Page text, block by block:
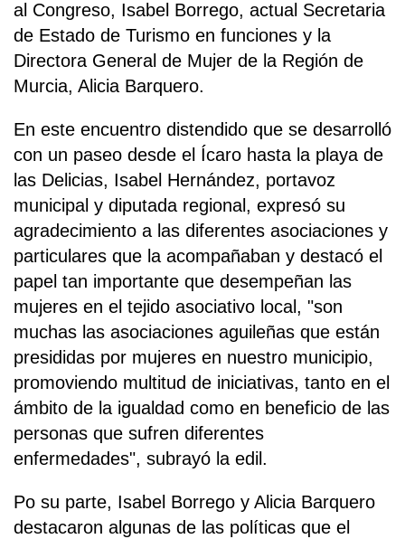
al Congreso, Isabel Borrego, actual Secretaria
de Estado de Turismo en funciones y la
Directora General de Mujer de la Región de
Murcia, Alicia Barquero.
En este encuentro distendido que se desarrolló
con un paseo desde el Ícaro hasta la playa de
las Delicias, Isabel Hernández, portavoz
municipal y diputada regional, expresó su
agradecimiento a las diferentes asociaciones y
particulares que la acompañaban y destacó el
papel tan importante que desempeñan las
mujeres en el tejido asociativo local, "son
muchas las asociaciones aguileñas que están
presididas por mujeres en nuestro municipio,
promoviendo multitud de iniciativas, tanto en el
ámbito de la igualdad como en beneficio de las
personas que sufren diferentes
enfermedades", subrayó la edil.
Po su parte, Isabel Borrego y Alicia Barquero
destacaron algunas de las políticas que el